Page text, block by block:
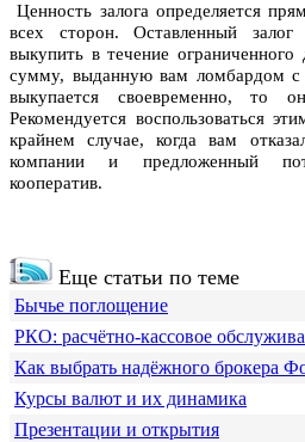
Ценность залога определяется
всех сторон. Оставленный
выкупить в течение
сумму, выданную вам ломбардом с
выкупается своевременно, то
Рекомендуется воспользоваться
крайнем случае, когда вам
компании и предложенный
кооператив.
Еще статьи по теме
Бычье поглощение
РКО: расчётно-кассовое
Как выбрать надёжного брокера
Курсы валют и их динамика
Презентации и открытия